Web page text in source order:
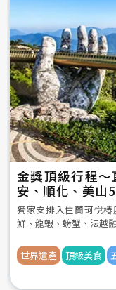
金獎頂級行程
安、順化、美山
獨家安排入住蘭珂悅
鮮、龍蝦、螃蟹、法越
世界遺產 頂級美食